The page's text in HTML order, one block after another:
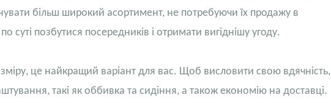
більш широкий асортимент, не потребуючи їх продажу в
позбутися посередників і отримати вигіднішу угоду.
це найкращий варіант для вас. Щоб висловити свою вдячність,
такі як оббивка та сидіння, а також економію на доставці.